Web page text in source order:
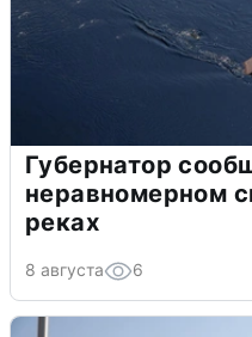
Губернатор
неравномерном
реках
8 августа 6